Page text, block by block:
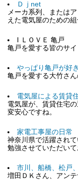
Ｄｊnet
メーカ系列、または
えた電気屋のための組
I ＬＯＶＥ 亀戸
亀戸を愛する皆のサ
やっぱり亀戸が好き
亀戸を愛する大竹さ
電気屋による賃貸
電気屋が、賃貸住宅
変安心ですね。
家電工事屋の日常
神奈川県で活躍され
勉強させていただいて
市川、船橋、松戸
増田ＤＫさん、アン